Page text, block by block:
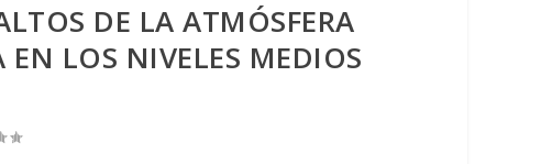
DE LA ATMÓSFERA
LOS NIVELES MEDIOS